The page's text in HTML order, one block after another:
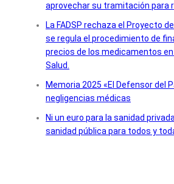
aprovechar su tramitación para
La FADSP rechaza el Proyecto
se regula el procedimiento de
precios de los medicamentos
Salud.
Memoria 2025 «El Defensor del
negligencias médicas
Ni un euro para la sanidad
sanidad pública para todos y